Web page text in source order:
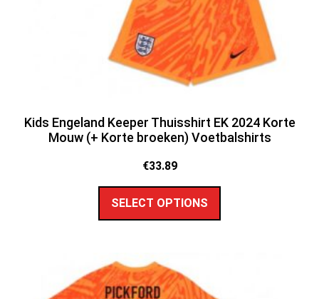
Kids Engeland Keeper Thuisshirt EK 2024 Korte
Mouw (+ Korte broeken) Voetbalshirts
€33.89
SELECT OPTIONS